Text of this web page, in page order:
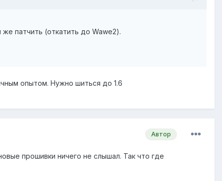
же патчить (откатить до Wawe2).
опытом. Нужно шиться до 1.6
Автор
прошивки ничего не слышал. Так что где